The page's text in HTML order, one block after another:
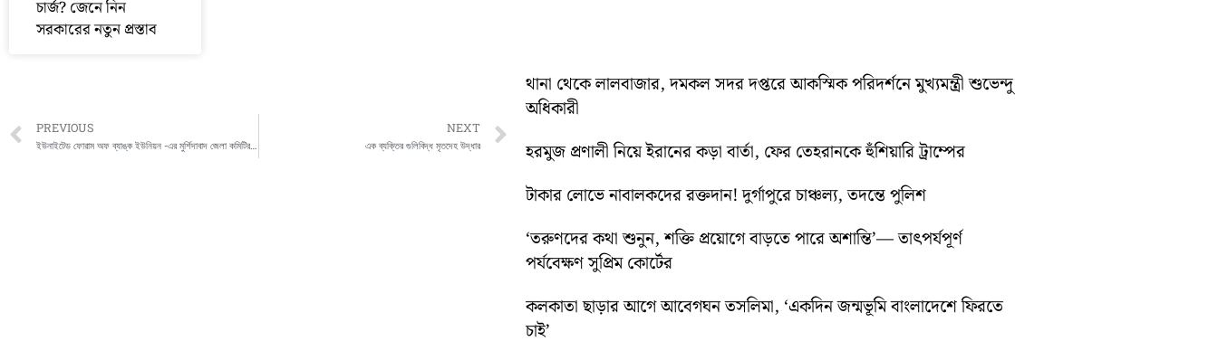
চার্জ? জেনে নিন
সরকারের নতুন প্রস্তাব
Prev
PREVIOUS
ইউনাইটেড ফোরাম অফ ব্যাঙ্ক ইউনিয়ন -এর মুর্শিদাবাদ জেলা কমিটির উদ্যোগে একটি বিক্ষোভ সমাবেশ
NEXT
এক ব্যক্তির গুলিবিদ্ধ মৃতদেহ উদ্ধার
থানা থেকে লালবাজার, দমকল সদর দপ্তরে আকস্মিক পরিদর্শনে মুখ্যমন্ত্রী শুভেন্দু
অধিকারী
হরমুজ প্রণালী নিয়ে ইরানের কড়া বার্তা, ফের তেহরানকে হুঁশিয়ারি ট্রাম্পের
টাকার লোভে নাবালকদের রক্তদান! দুর্গাপুরে চাঞ্চল্য, তদন্তে পুলিশ
‘তরুণদের কথা শুনুন, শক্তি প্রয়োগে বাড়তে পারে অশান্তি’— তাৎপর্যপূর্ণ
পর্যবেক্ষণ সুপ্রিম কোর্টের
কলকাতা ছাড়ার আগে আবেগঘন তসলিমা, ‘একদিন জন্মভূমি বাংলাদেশে ফিরতে
চাই’